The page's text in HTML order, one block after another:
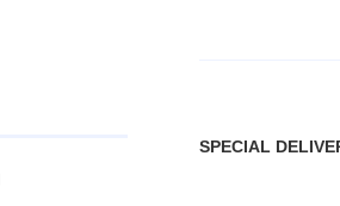
SPECIAL